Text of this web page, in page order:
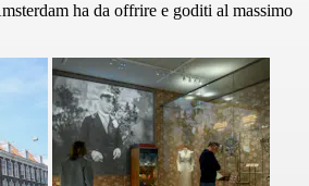
ha da offrire e goditi al massimo